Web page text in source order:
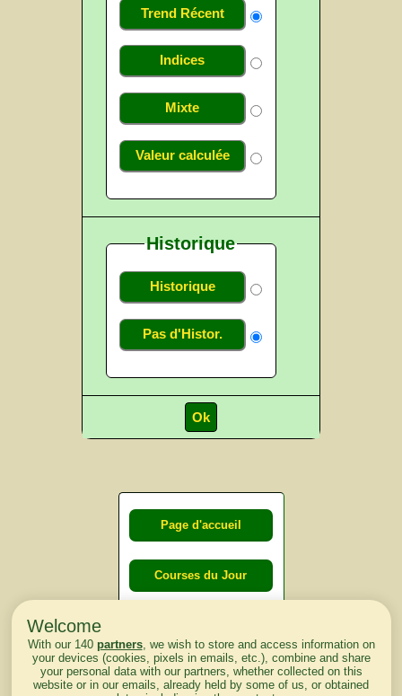
Trend Récent
Indices
Mixte
Valeur calculée
Historique
Historique
Pas d'Histor.
Page d'accueil
Courses du Jour
lendemain
Welcome
With our 140 partners, we wish to store and access information on
your devices (cookies, pixels in emails, etc.), combine and share
your personal data with our partners, whether collected on this
website or in our emails, already held by some of us, or obtained